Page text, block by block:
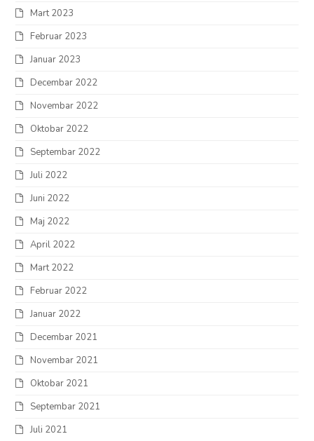
Mart 2023
Februar 2023
Januar 2023
Decembar 2022
Novembar 2022
Oktobar 2022
Septembar 2022
Juli 2022
Juni 2022
Maj 2022
April 2022
Mart 2022
Februar 2022
Januar 2022
Decembar 2021
Novembar 2021
Oktobar 2021
Septembar 2021
Juli 2021